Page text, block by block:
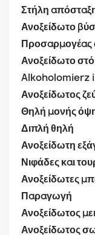
Στήλη
Ανοξείδωτο
Ανοξείδωτο
Alkoholomierz
Ανοξείδωτος
Θηλή μονής
Διπλή θηλή
Ανοξείδωτη
Νιφάδες και
Ανοξείδωτες
Παραγωγή
Ανοξείδωτος
Ανοξείδωτος